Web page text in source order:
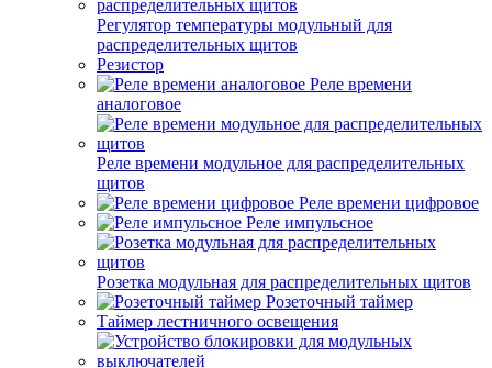
Регулятор температуры модульный для
распределительных щитов
Резистор
Реле времени
аналоговое
Реле времени модульное для распределительных
щитов
Реле времени цифровое
Реле импульсное
Розетка модульная для распределительных щитов
Розеточный таймер
Таймер лестничного освещения